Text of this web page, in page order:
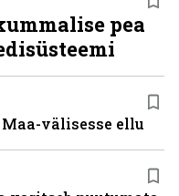
pea
välisesse ellu